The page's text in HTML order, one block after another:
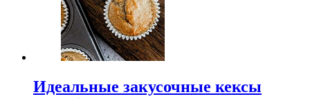
Идеальные закусочные кексы